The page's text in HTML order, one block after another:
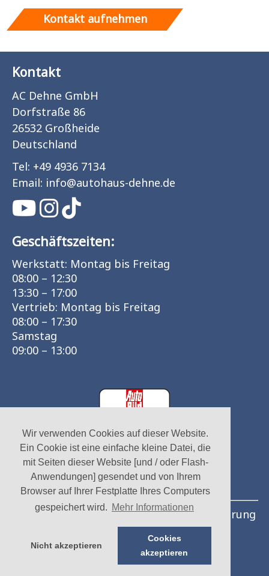
Wir verwenden Cookies auf dieser Website.
Ein Cookie ist eine einfache kleine Datei, die
mit Seiten dieser Website [und / oder Flash-
Anwendungen] gesendet und von Ihrem
Browser auf Ihrer Festplatte Ihres Computers
gespeichert wird. Mehr Informationen
Nicht akzeptieren
Cookies
akzeptieren
Kontakt aufnehmen
Kontakt
AC Dehne GmbH
Dorfstraße 86
26532 Großheide
Deutschland
Tel: +49 4936 7134
Email: info@autohaus-dehne.de
Geschäftszeiten:
Werkstatt: Montag bis Freitag
08:00 – 12:30
13:30 – 17:00
Vertrieb: Montag bis Freitag
08:00 – 17:30
Samstag
09:00 – 13:00
© AC Dehne GmbH 2026·Datenschutzerklärung
Vermietbedingungen